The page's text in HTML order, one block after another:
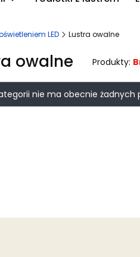
LED Lustra owalne
owalne Produkty:
produktów
nie ma obecnie żadnych